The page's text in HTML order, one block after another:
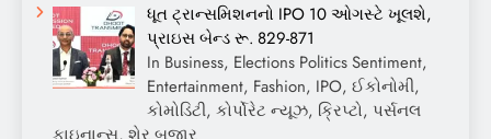
ધૂત ટ્રાન્સમિશનનો IPO 10 ઓગસ્ટે ખૂલશે,
પ્રાઇસ બેન્ડ રૂ. 829-871
In Business, Elections Politics Sentiment,
Entertainment, Fashion, IPO, ઈકોનોમી,
કોમોડિટી, કોર્પોરેટ ન્યૂઝ, ક્રિપ્ટો, પર્સનલ